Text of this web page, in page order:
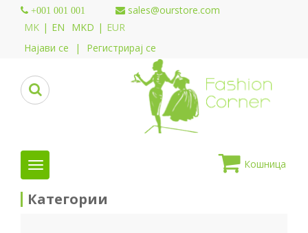
+001 001 001
sales@ourstore.com
MK | EN MKD | EUR
Најави се
| Регистрирај се
Кошница
Категории